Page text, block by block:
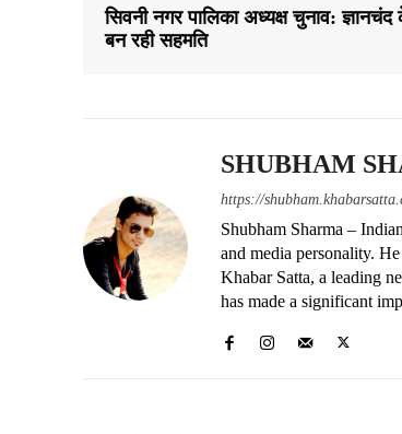
सिवनी नगर पालिका अध्यक्ष चुनाव:
बन रही सहमति
SHUBHAM
https://
Shubham Sharma –
and media personality.
Khabar Satta, a leading
has made a significant